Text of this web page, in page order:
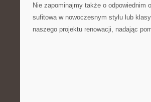
Nie zapominajmy także o odpowiednim
sufitowa w nowoczesnym stylu lub
naszego ‌projektu renowacji, nadając